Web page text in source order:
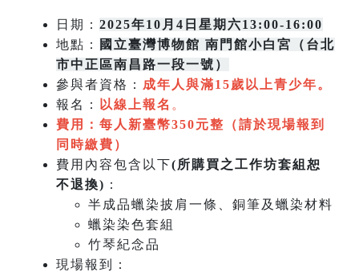
日期： 2025年10月4日星期六13:00-16:00
地點：
國立臺灣博物館 南門館小白宮（台北
市中正區南昌路一段一號）
參與者資格： 成年人與滿15歲以上青少年。
報名：
以線上報名 。
費用：每人新臺幣350元整（請於現場報到
同時繳費）
費用內容包含以下(所購買之工作坊套組恕
不退換) ：
半成品蠟染披肩一條、銅筆及蠟染材料
蠟染染色套組
竹琴紀念品
現場報到：